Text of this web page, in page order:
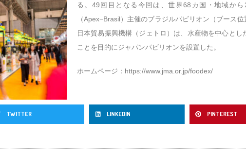
る。49回目となる今回は、世界68カ国・地域か
（Apex−Brasil）主催のブラジルパビリオン（ブース
日本貿易振興機構（ジェトロ）は、水産物を中心と
ことを目的にジャパンパビリオンを設置した。
ホームページ： https://www.jma.or.jp/foodex/
TWITTER LINKEDIN PINTEREST